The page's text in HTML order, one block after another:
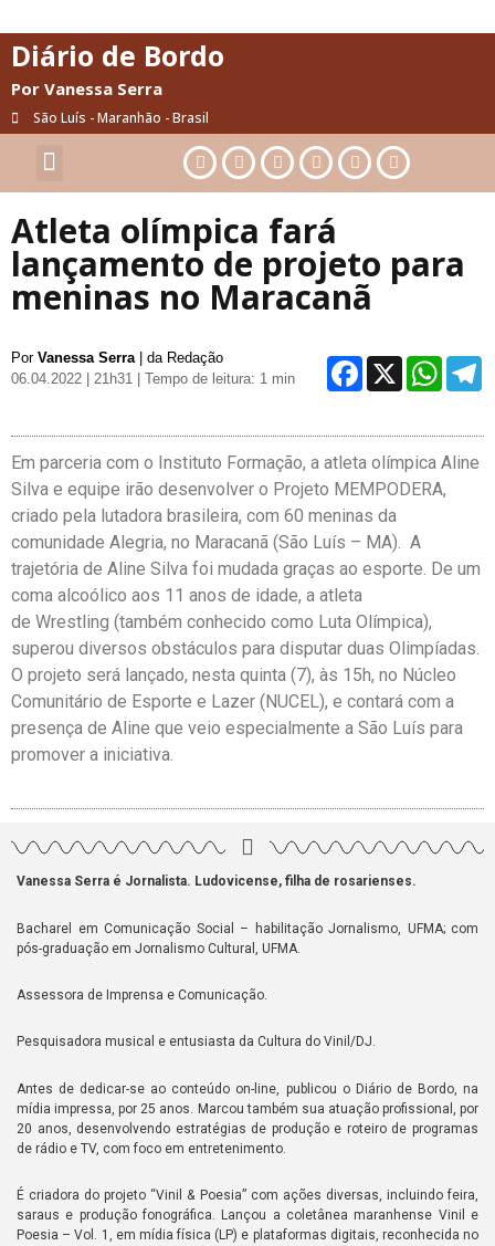
Diário de Bordo
Por Vanessa Serra
São Luís - Maranhão - Brasil
Atleta olímpica fará
lançamento de projeto para
meninas no Maracanã
Por Vanessa Serra | da Redação
06.04.2022 | 21h31
| Tempo de leitura: 1 min X
Em parceria com o Instituto Formação, a atleta olímpica Aline
Silva e equipe irão desenvolver o Projeto MEMPODERA,
criado pela lutadora brasileira, com 60 meninas da
comunidade Alegria, no Maracanã (São Luís – MA). A
trajetória de Aline Silva foi mudada graças ao esporte. De um
coma alcoólico aos 11 anos de idade, a atleta
de Wrestling (também conhecido como Luta Olímpica),
superou diversos obstáculos para disputar duas Olimpíadas.
O projeto será lançado, nesta quinta (7), às 15h, no Núcleo
Comunitário de Esporte e Lazer (NUCEL), e contará com a
presença de Aline que veio especialmente a São Luís para
promover a iniciativa.
Vanessa Serra é Jornalista. Ludovicense, filha de rosarienses.
Bacharel em Comunicação Social – habilitação Jornalismo, UFMA; com
pós-graduação em Jornalismo Cultural, UFMA.
Assessora de Imprensa e Comunicação.
Pesquisadora musical e entusiasta da Cultura do Vinil/DJ.
Antes de dedicar-se ao conteúdo on-line, publicou o Diário de Bordo, na
mídia impressa, por 25 anos. Marcou também sua atuação profissional, por
20 anos, desenvolvendo estratégias de produção e roteiro de programas
de rádio e TV, com foco em entretenimento.
É criadora do projeto “Vinil & Poesia” com ações diversas, incluindo feira,
saraus e produção fonográfica. Lançou a coletânea maranhense Vinil e
Poesia – Vol. 1, em mídia física (LP) e plataformas digitais, reconhecida no